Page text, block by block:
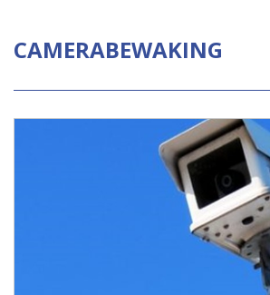
CAMERABEWAKING